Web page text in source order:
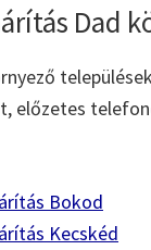
Dad
előzetes
Bokod
Kecskéd